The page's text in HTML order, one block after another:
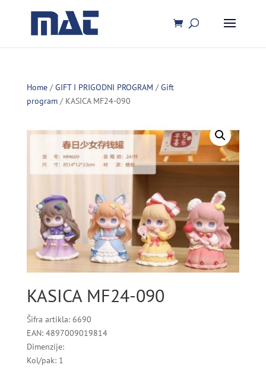
Home/GIFT I PRIGODNI PROGRAM /Gift
program/ KASICA MF24-090
KASICA MF24-090
Šifra artikla: 6690
EAN: 4897009019814
Dimenzije:
Kol/pak: 1